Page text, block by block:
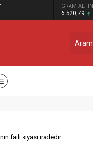
GRAM ALTIN
6.520,79
faili siyasi iradedir